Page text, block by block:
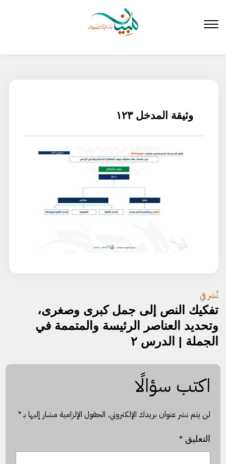
المحتوى
وثيقة المدخل ١٢٣
تصفّح
المقالات
نُشر في
تفكيك النص إلى جمل كبرى وصغرى،
وتحديد العناصر الرئيسة والمتممة في
الجملة | الدرس ٢
اكتب سؤالًا
لن يتم نشر عنوان بريدك الإلكتروني. الحقول الإلزامية مشار إليها بـ*
التعليق*